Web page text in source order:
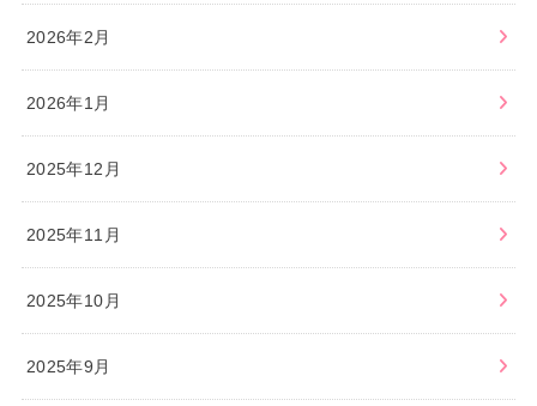
2026年2月
2026年1月
2025年12月
2025年11月
2025年10月
2025年9月